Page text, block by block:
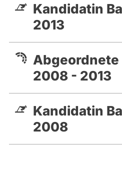
Kandidatin
2013
Abgeordnete
2008 - 2013
Kandidatin
2008